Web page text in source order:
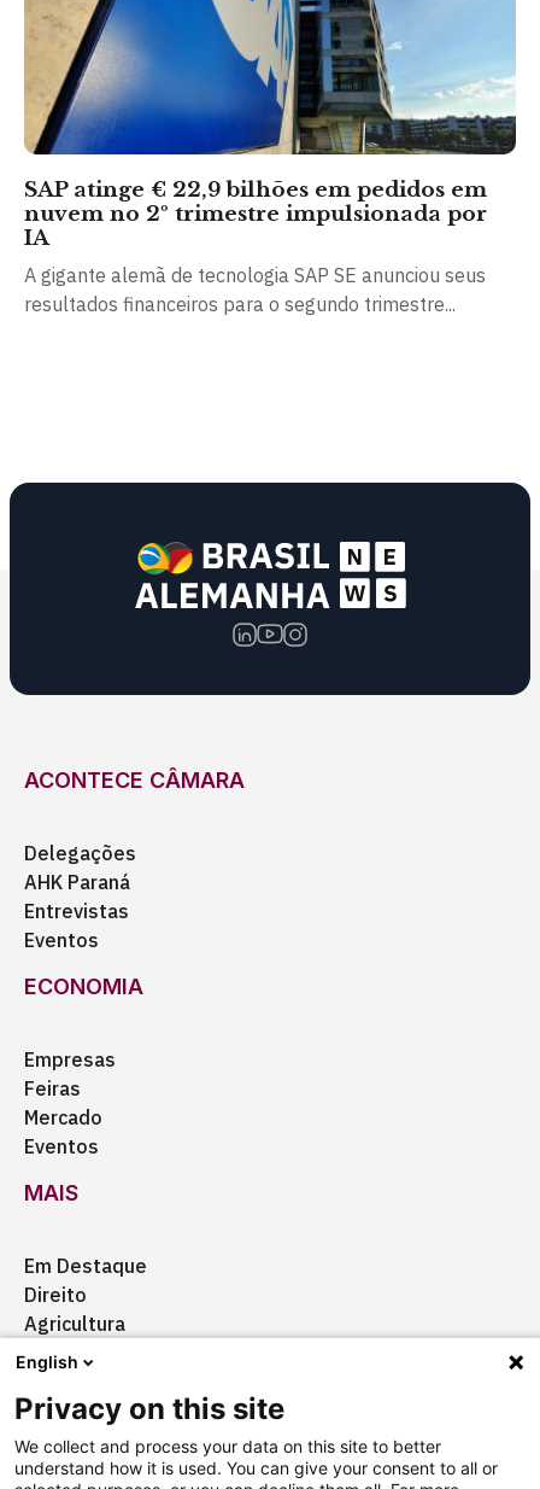
SAP atinge € 22,9 bilhões em pedidos em
nuvem no 2º trimestre impulsionada por
IA
A gigante alemã de tecnologia SAP SE anunciou seus
resultados financeiros para o segundo trimestre...
ACONTECE CÂMARA
Delegações
AHK Paraná
Entrevistas
Eventos
ECONOMIA
Empresas
Feiras
Mercado
Eventos
MAIS
Em Destaque
Direito
Agricultura
Certificação
Aquisições
English
Privacy on this site
We collect and process your data on this site to better
understand how it is used. You can give your consent to all or